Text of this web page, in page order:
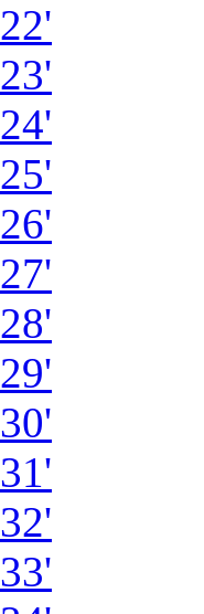
22'
23'
24'
25'
26'
27'
28'
29'
30'
31'
32'
33'